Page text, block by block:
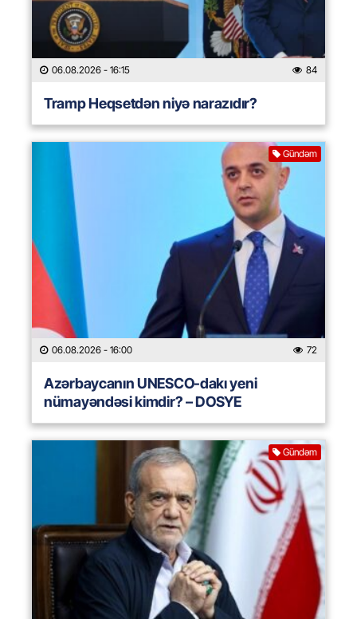
06.08.2026 - 16:15 84
Tramp Heqsetdən niyə narazıdır?
Gündəm
06.08.2026 - 16:00 72
Azərbaycanın UNESCO-dakı yeni
nümayəndəsi kimdir? – DOSYE
Gündəm